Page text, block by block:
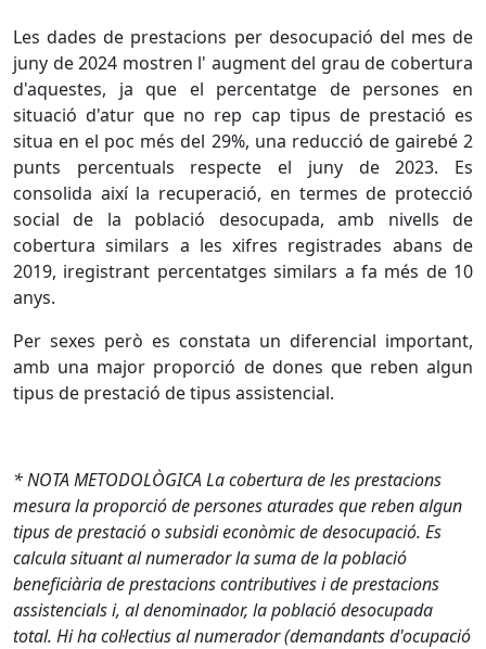
Les dades de prestacions per desocupació del mes de
juny de 2024 mostren l' augment del grau de cobertura
d'aquestes, ja que el percentatge de persones en
situació d'atur que no rep cap tipus de prestació es
situa en el poc més del 29%, una reducció de gairebé 2
punts percentuals respecte el juny de 2023. Es
consolida així la recuperació, en termes de protecció
social de la població desocupada, amb nivells de
cobertura similars a les xifres registrades abans de
2019, iregistrant percentatges similars a fa més de 10
anys.
Per sexes però es constata un diferencial important,
amb una major proporció de dones que reben algun
tipus de prestació de tipus assistencial.
* NOTA METODOLÒGICA La cobertura de les prestacions
mesura la proporció de persones aturades que reben algun
tipus de prestació o subsidi econòmic de desocupació. Es
calcula situant al numerador la suma de la població
beneficiària de prestacions contributives i de prestacions
assistencials i, al denominador, la població desocupada
total. Hi ha col·lectius al numerador (demandants d'ocupació